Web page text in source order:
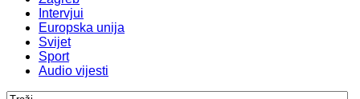
Intervjui
Europska unija
Svijet
Sport
Audio vijesti